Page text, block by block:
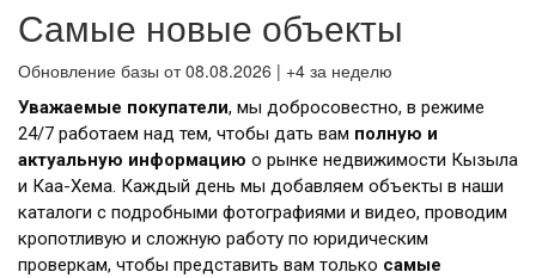
Самые новые объекты
Обновление базы от 08.08.2026 | +4 за неделю
Уважаемые покупатели, мы добросовестно, в режиме
24/7 работаем над тем, чтобы дать вам полную и
актуальную информацию о рынке недвижимости Кызыла
и Каа-Хема. Каждый день мы добавляем объекты в наши
каталоги с подробными фотографиями и видео, проводим
кропотливую и сложную работу по юридическим
проверкам, чтобы представить вам только самые